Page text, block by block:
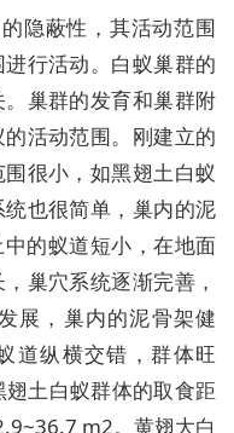
隐蔽性，其活动范围
行活动。白蚁巢群的
巢群的发育和巢群附
活动范围。刚建立的
很小，如黑翅土白蚁
也很简单，巢内的泥
的蚁道短小，在地面
巢穴系统逐渐完善，
展，巢内的泥骨架健
道纵横交错，群体旺
土白蚁群体的取食距
m2。黄翅大白